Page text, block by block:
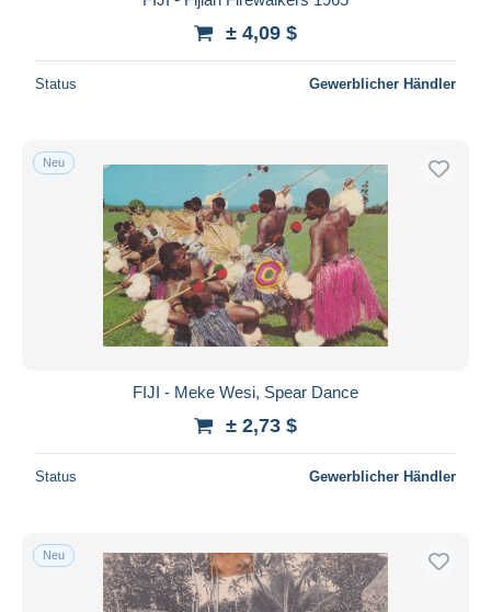
± 4,09 $
Status Gewerblicher Händler
Neu
FIJI - Meke Wesi, Spear Dance
± 2,73 $
Status Gewerblicher Händler
Neu